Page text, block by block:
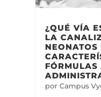
¿QUÉ VÍA
LA
NEONATOS
FÓRMULAS
por Campus